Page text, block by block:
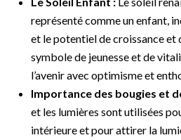
représenté comme un enfant,
et le potentiel de croissance et
symbole de jeunesse et de
l’avenir avec optimisme et
Importance des bougies et
et les lumières sont utilisées
intérieure et pour attirer la